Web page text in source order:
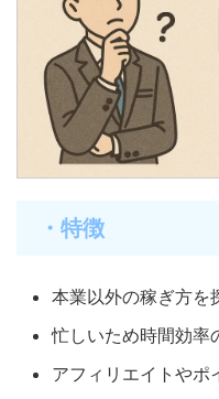
・特徴
本業以外の稼ぎ方を
忙しいため時間効率
アフィリエイトやポ